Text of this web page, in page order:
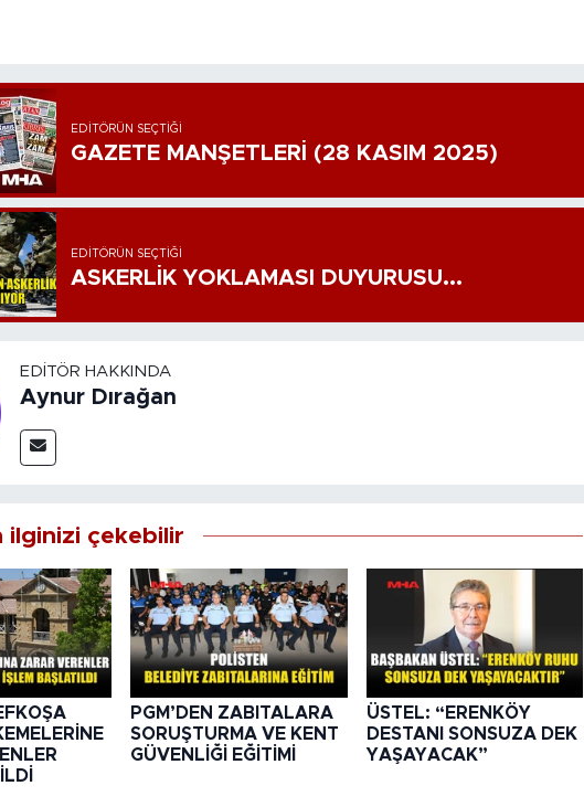
EDITÖRÜN SEÇTIĞI
GAZETE MANŞETLERİ (28 KASIM 2025)
EDITÖRÜN SEÇTIĞI
ASKERLİK YOKLAMASI DUYURUSU...
EDITÖR HAKKINDA
Aynur Dırağan
ilginizi çekebilir
PGM’DEN ZABITALARA
SORUŞTURMA VE KENT
GÜVENLİĞİ EĞİTİMİ
ÜSTEL: “ERENKÖY
DESTANI SONSUZA DEK
YAŞAYACAK”